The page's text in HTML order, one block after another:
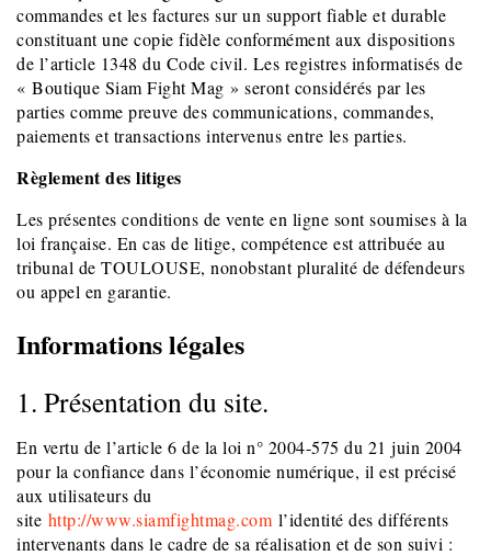
commandes et les factures sur un support fiable et durable
constituant une copie fidèle conformément aux dispositions
de l’article 1348 du Code civil. Les registres informatisés de
« Boutique Siam Fight Mag » seront considérés par les
parties comme preuve des communications, commandes,
paiements et transactions intervenus entre les parties.
Règlement des litiges
Les présentes conditions de vente en ligne sont soumises à la
loi française. En cas de litige, compétence est attribuée au
tribunal de TOULOUSE, nonobstant pluralité de défendeurs
ou appel en garantie.
Informations légales
1. Présentation du site.
En vertu de l’article 6 de la loi n° 2004-575 du 21 juin 2004
pour la confiance dans l’économie numérique, il est précisé
aux utilisateurs du
site http://www.siamfightmag.com l’identité des différents
intervenants dans le cadre de sa réalisation et de son suivi :